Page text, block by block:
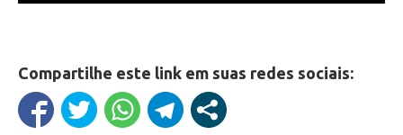
Compartilhe este link em suas redes sociais: